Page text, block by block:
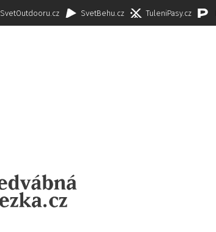
SvetOutdooru.cz SvetBehu.cz TuleniPasy.cz